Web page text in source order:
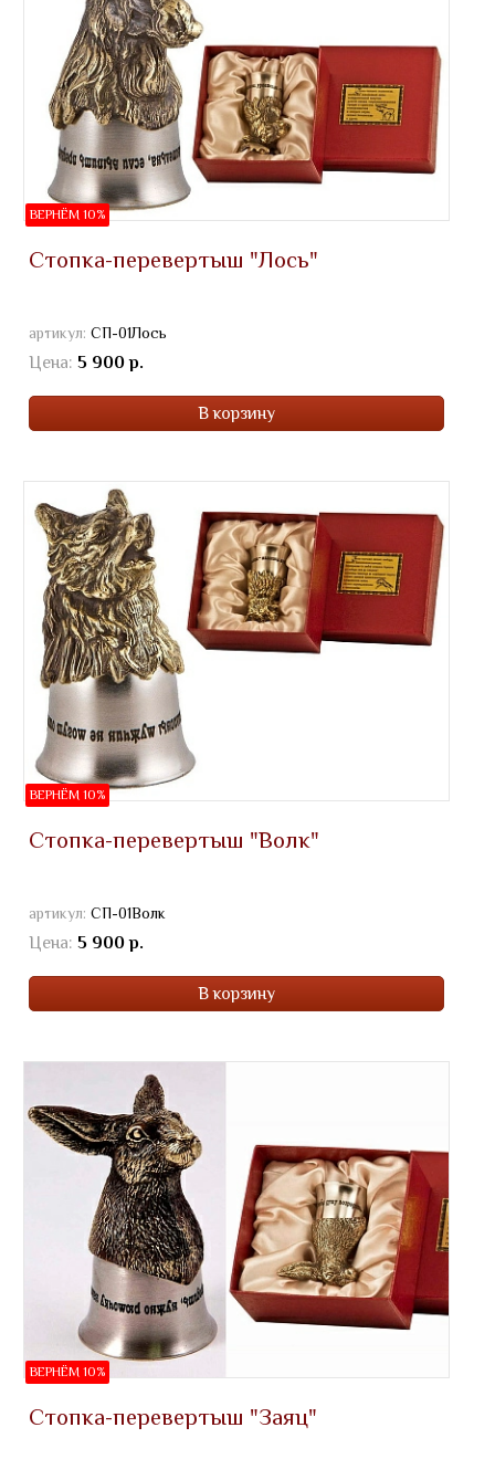
ВЕРНЁМ 10%
Стопка-перевертыш "Лось"
артикул: СП-01Лось
Цена: 5 900 р.
В корзину
ВЕРНЁМ 10%
Стопка-перевертыш "Волк"
артикул: СП-01Волк
Цена: 5 900 р.
В корзину
ВЕРНЁМ 10%
Стопка-перевертыш "Заяц"